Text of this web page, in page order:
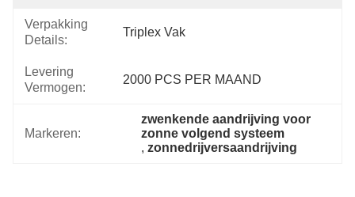
Verpakking
Details:
Triplex Vak
Levering
Vermogen:
2000 PCS PER MAAND
Markeren:
zwenkende aandrijving voor
zonne volgend systeem
, zonnedrijversaandrijving